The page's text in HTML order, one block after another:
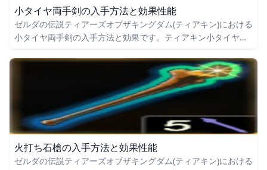
小タイヤ両手剣の入手方法と効果性能
ゼルダの伝説ティアーズオブザキングダム(ティアキン)における
小タイヤ両手剣の入手方法と効果です。ティアキン小タイヤ両
いても掲載しています。
火打ち石槍の入手方法と効果性能
ゼルダの伝説ティアーズオブザキングダム(ティアキン)における